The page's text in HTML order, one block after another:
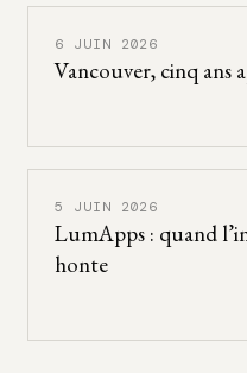
6 JUIN 2026
Vancouver, cinq ans
5 JUIN 2026
LumApps : quand
honte